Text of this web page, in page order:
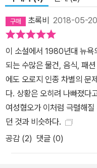
적이고 적나라하게 드러나
향력은 전 세계에서 절대적
상징하는 뉴욕의 거대 금융
년대 주식 시장이 한번 붕
제 호황기를 누렸지만, 그
치적, 문화적 긴장이 고조되
한 당시 사회 분위기를 잘
받았다.
초록비 2018-05-20
이 소설에서 1980년대 뉴욕
되는 수많은 물건, 음식, 패
에도 오로지 인종 차별의 문
다. 상황은 오히려 나빠졌다
여성혐오가 이처럼 극렬해
던 것과 비슷하다.
공감 (2) 댓글 (0)